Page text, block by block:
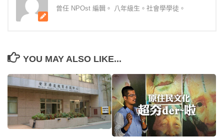
曾任 NPOst 編輯。 八年級生。社會學學徒。
YOU MAY ALSO LIKE...